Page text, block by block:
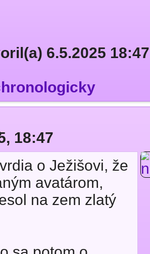
6.5.2025 18:47
18:47
o Ježišovi, že
avatárom,
na zem zlatý